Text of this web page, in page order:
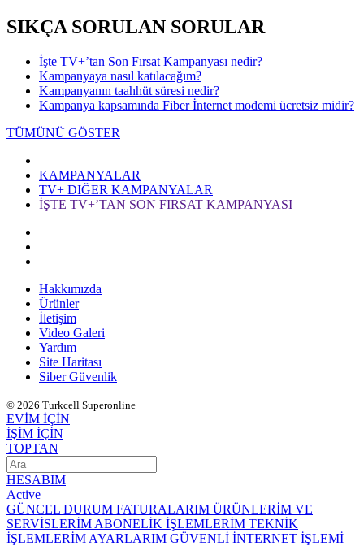
SIKÇA SORULAN SORULAR
İşte TV+’tan Son Fırsat Kampanyası nedir?
Kampanyaya nasıl katılacağım?
Kampanyanın taahhüt süresi nedir?
Kampanya kapsamında Fiber İnternet modemi ücretsiz midir?
TÜMÜNÜ GÖSTER
KAMPANYALAR
TV+ DIĞER KAMPANYALAR
İŞTE TV+’TAN SON FIRSAT KAMPANYASI
Hakkımızda
Ürünler
İletişim
Video Galeri
Yardım
Site Haritası
Siber Güvenlik
© 2026 Turkcell Superonline
EVİM İÇİN
İŞİM İÇİN
TOPTAN
HESABIM
Active
GÜNCEL DURUM FATURALARIM ÜRÜNLERİM VE
SERVİSLERİM ABONELİK İŞLEMLERİM TEKNİK
İŞLEMLERİM AYARLARIM GÜVENLİ İNTERNET İŞLEMİ